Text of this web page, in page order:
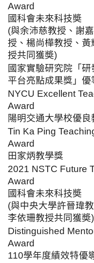
Award
國科會未來科技奬
(與余沛慈教授、謝
授、楊尚樺教授、黃
授共同獲奬)
國家實驗研究院「研
平台亮點成果獎」優
NYCU Excellent
Award
陽明交通大學校優良
Tin Ka Ping
Award
田家炳教學獎
2021 NSTC Future
Award
國科會未來科技奬
(與中央大學許晉瑋教
李依珊教授共同獲奬)
Distinguished
Award
110學年度績效特優